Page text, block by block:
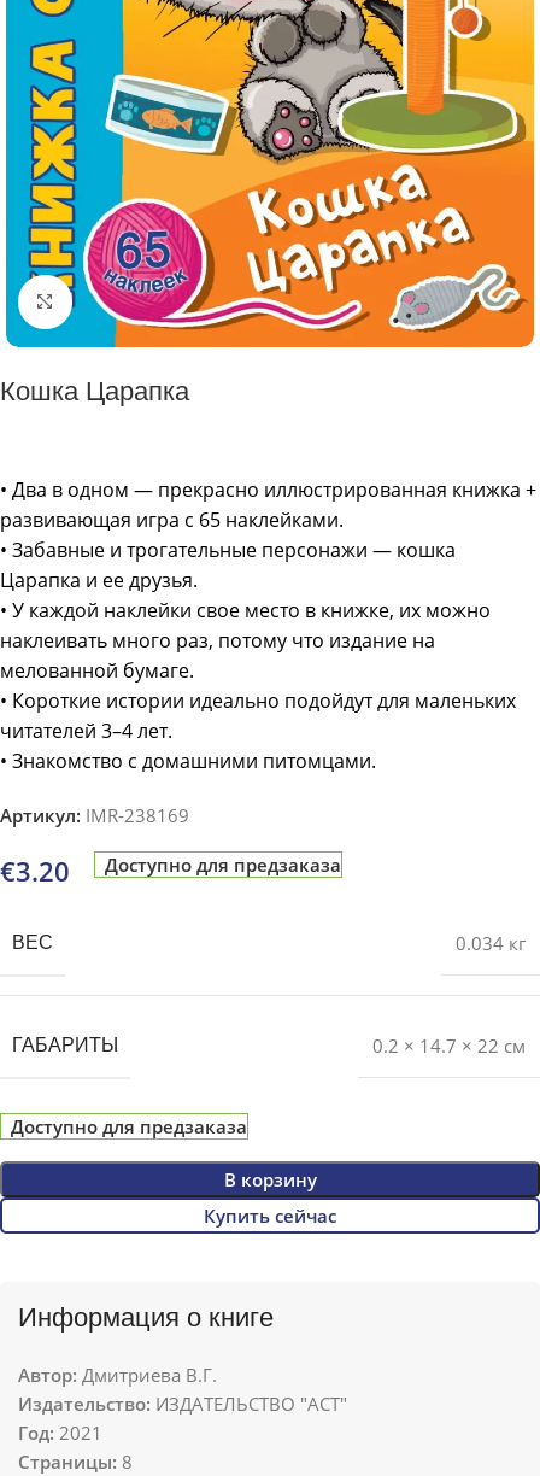
Click to enlarge
Кошка Царапка
• Два в одном — прекрасно иллюстрированная книжка +
развивающая игра с 65 наклейками.
• Забавные и трогательные персонажи — кошка
Царапка и ее друзья.
• У каждой наклейки свое место в книжке, их можно
наклеивать много раз, потому что издание на
мелованной бумаге.
• Короткие истории идеально подойдут для маленьких
читателей 3–4 лет.
• Знакомство с домашними питомцами.
Артикул: IMR-238169
€3.20 Доступно для предзаказа
ВЕС 0.034 кг
ГАБАРИТЫ 0.2 × 14.7 × 22 см
Доступно для предзаказа
В корзину
Купить сейчас
Информация о книге
Автор: Дмитриева В.Г.
Издательство: ИЗДАТЕЛЬСТВО "АСТ"
Год: 2021
Страницы: 8